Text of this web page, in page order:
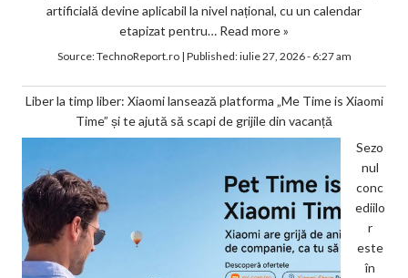
artificială devine aplicabil la nivel național, cu un calendar
etapizat pentru… Read more »
Source:TechnoReport.ro| Published:iulie 27, 2026 - 6:27 am
Liber la timp liber: Xiaomi lansează platforma „Me Time is Xiaomi
Time” și te ajută să scapi de grijile din vacanță
Sezo
nul
conc
ediilo
r
este
în